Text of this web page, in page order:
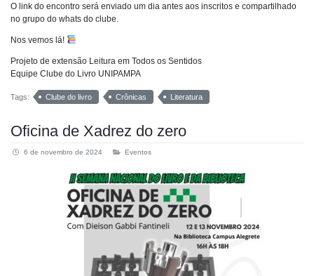
O link do encontro será enviado um dia antes aos inscritos e compartilhado
no grupo do whats do clube.
Nos vemos lá!
Projeto de extensão Leitura em Todos os Sentidos
Equipe Clube do Livro UNIPAMPA
Tags: Clube do livro Crônicas Literatura
Oficina de Xadrez do zero
6 de novembro de 2024 Eventos